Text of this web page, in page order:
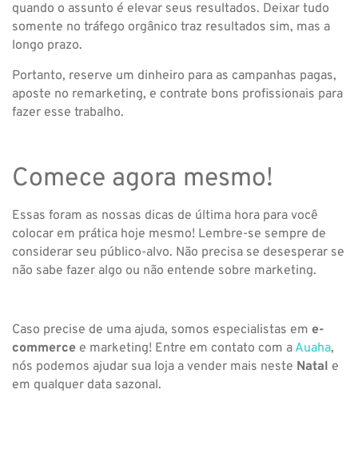
quando o assunto é elevar seus resultados. Deixar tudo
somente no tráfego orgânico traz resultados sim, mas a
longo prazo.
Portanto, reserve um dinheiro para as campanhas pagas,
aposte no remarketing, e contrate bons profissionais para
fazer esse trabalho.
Comece agora mesmo!
Essas foram as nossas dicas de última hora para você
colocar em prática hoje mesmo! Lembre-se sempre de
considerar seu público-alvo. Não precisa se desesperar se
não sabe fazer algo ou não entende sobre marketing.
Caso precise de uma ajuda, somos especialistas em e-
commerce e marketing! Entre em contato com a Auaha,
nós podemos ajudar sua loja a vender mais neste Natal e
em qualquer data sazonal.